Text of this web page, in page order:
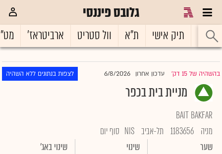
גלובס פיננסי
ראשי תיק אישי ת"א וול סטריט ארביטראז'
בהשהיה של 15 דק' |עדכון אחרון 6/8/2026 לצפות בנתונים ללא השהיה
מניית בית בכפר
BAIT BAKFAR
מניה 1183656 תל-אביב NIS סוף יום
שער
שינוי שינוי באג'